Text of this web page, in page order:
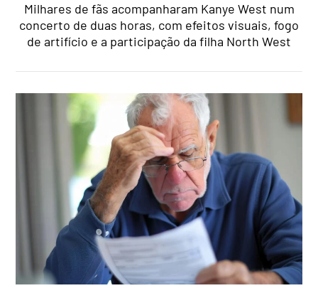
Milhares de fãs acompanharam Kanye West num
concerto de duas horas, com efeitos visuais, fogo
de artifício e a participação da filha North West